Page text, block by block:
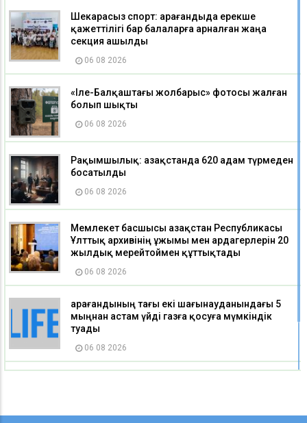
Шекарасыз спорт: Қарағандыда ерекше
қажеттілігі бар балаларға арналған жаңа
секция ашылды
06 08 2026
«Іле-Балқаштағы жолбарыс» фотосы жалған
болып шықты
06 08 2026
Рақымшылық: Қазақстанда 620 адам түрмеден
босатылды
06 08 2026
Мемлекет басшысы Қазақстан Республикасы
Ұлттық архивінің ұжымы мен ардагерлерін 20
жылдық мерейтоймен құттықтады
06 08 2026
Қарағандының тағы екі шағынауданындағы 5
мыңнан астам үйді газға қосуға мүмкіндік
туады
06 08 2026